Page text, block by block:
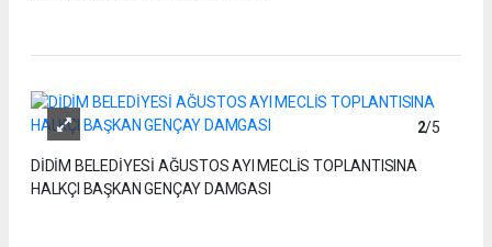
2/5
DİDİM BELEDİYESİ AĞUSTOS AYI MECLİS TOPLANTISINA
HALKÇI BAŞKAN GENÇAY DAMGASI